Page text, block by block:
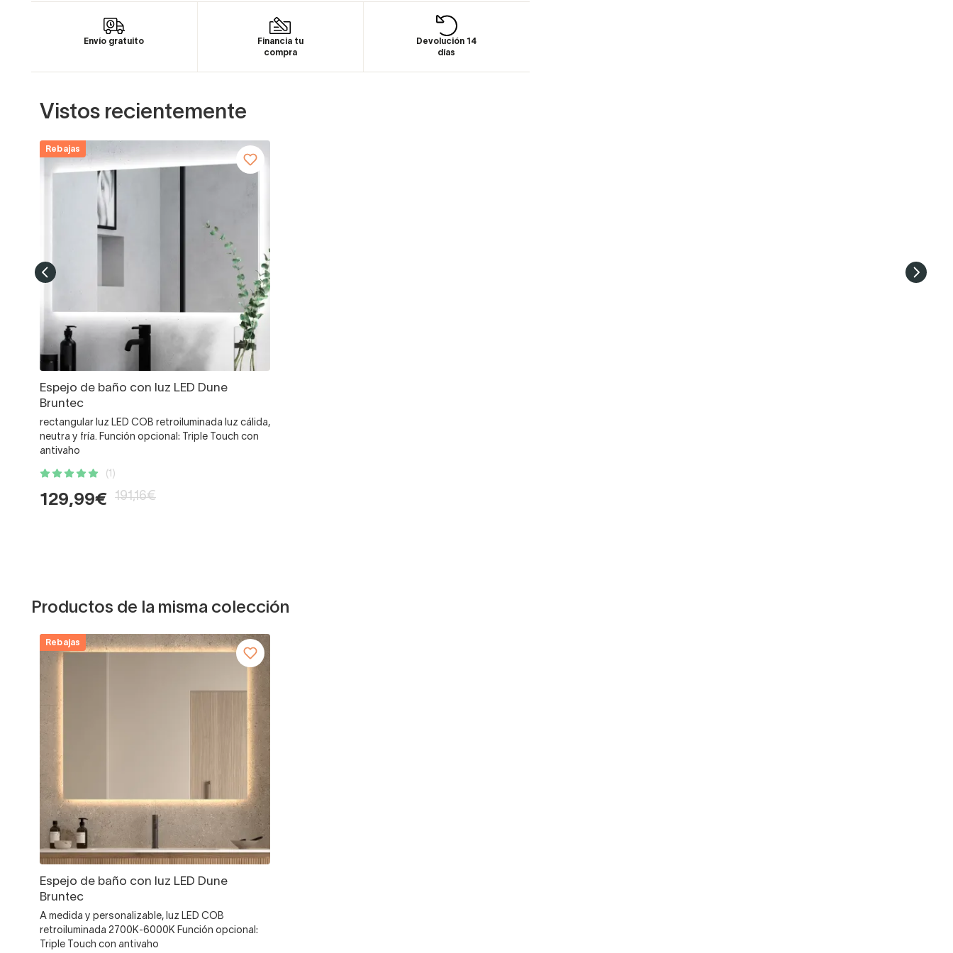
Envío gratuito
Financia tu
compra
Devolución 14
días
Vistos recientemente
Rebajas
Espejo de baño con luz LED Dune
Bruntec
rectangular luz LED COB retroiluminada luz cálida,
neutra y fría. Función opcional: Triple Touch con
antivaho
(1)
129,99€ 191,16€
Productos de la misma colección
Rebajas
Espejo de baño con luz LED Dune
Bruntec
A medida y personalizable, luz LED COB
retroiluminada 2700K-6000K Función opcional:
Triple Touch con antivaho